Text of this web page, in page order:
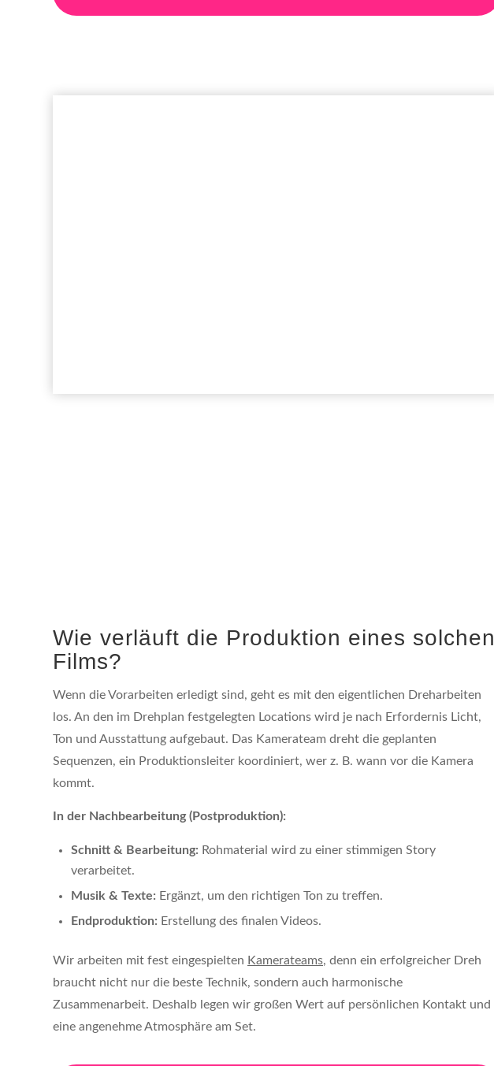
Wie verläuft die Produktion eines solchen
Films?
Wenn die Vorarbeiten erledigt sind, geht es mit den eigentlichen Dreharbeiten
los. An den im Drehplan festgelegten Locations wird je nach Erfordernis Licht,
Ton und Ausstattung aufgebaut. Das Kamerateam dreht die geplanten
Sequenzen, ein Produktionsleiter koordiniert, wer z. B. wann vor die Kamera
kommt.
In der Nachbearbeitung (Postproduktion):
Schnitt & Bearbeitung: Rohmaterial wird zu einer stimmigen Story
verarbeitet.
Musik & Texte: Ergänzt, um den richtigen Ton zu treffen.
Endproduktion: Erstellung des finalen Videos.
Wir arbeiten mit fest eingespielten Kamerateams, denn ein erfolgreicher Dreh
braucht nicht nur die beste Technik, sondern auch harmonische
Zusammenarbeit. Deshalb legen wir großen Wert auf persönlichen Kontakt und
eine angenehme Atmosphäre am Set.